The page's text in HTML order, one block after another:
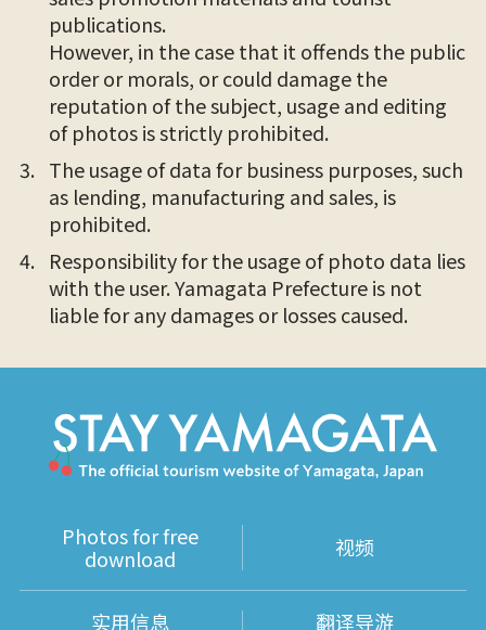
publications.
However, in the case that it offends the public
order or morals, or could damage the
reputation of the subject, usage and editing
of photos is strictly prohibited.
The usage of data for business purposes, such
as lending, manufacturing and sales, is
prohibited.
Responsibility for the usage of photo data lies
with the user. Yamagata Prefecture is not
liable for any damages or losses caused.
Photos for free
download
视频
实用信息 翻译导游